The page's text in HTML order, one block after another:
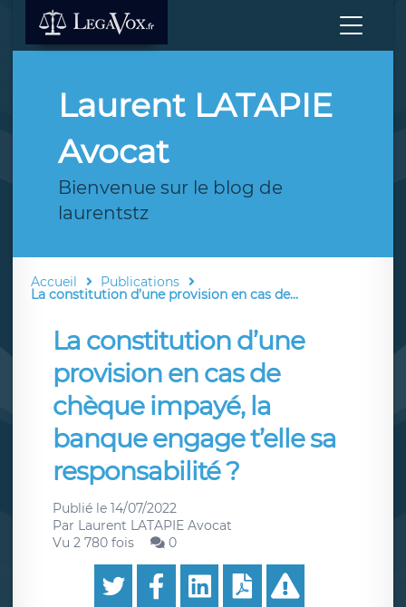
Laurent LATAPIE
Avocat
Bienvenue sur le blog de
laurentstz
Accueil Publications
La constitution d’une provision en cas de...
La constitution d’une
provision en cas de
chèque impayé, la
banque engage t’elle sa
responsabilité ?
Publié le 14/07/2022
Par Laurent LATAPIE Avocat
Vu 2 780 fois
0